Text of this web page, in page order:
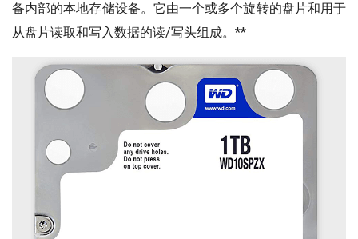
备内部的本地存储设备。它由一个或多个旋转的盘片和用于
从盘片读取和写入数据的读/写头组成。**